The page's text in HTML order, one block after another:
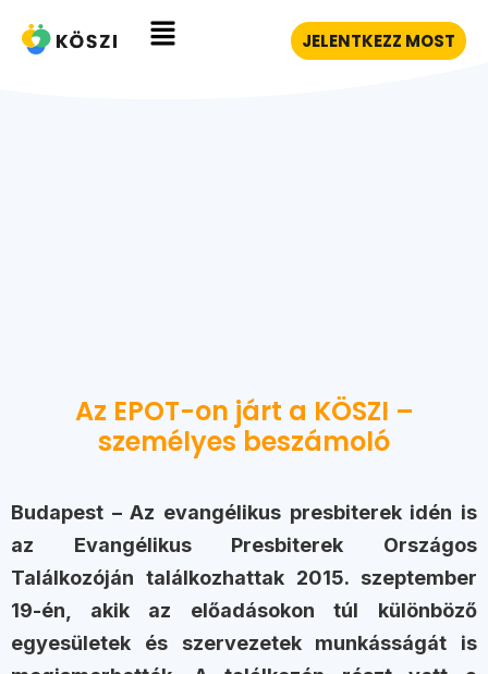
JELENTKEZZ MOST
Az EPOT-on járt a KÖSZI –
személyes beszámoló
Budapest – Az evangélikus presbiterek idén is
az Evangélikus Presbiterek Országos
Találkozóján találkozhattak 2015. szeptember
19-én, akik az előadásokon túl különböző
egyesületek és szervezetek munkásságát is